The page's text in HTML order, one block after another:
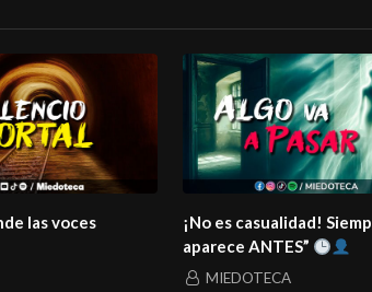
las voces
¡No es casualidad!
aparece ANTES”
MIEDOTECA